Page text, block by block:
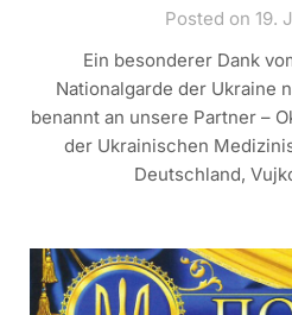
Posted on 19.
Ein besonderer Dank
Nationalgarde der Ukraine
benannt an unsere Partner –
der Ukrainischen
Deutschland,